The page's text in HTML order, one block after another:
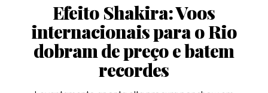
Efeito Shakira: Voos
internacionais para o Rio
dobram de preço e batem
recordes